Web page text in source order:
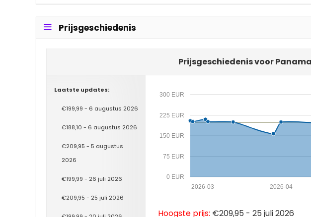
Prijsgeschiedenis
Prijsgeschiedenis voor
Laatste updates:
€199,99 - 6 augustus 2026
€188,10 - 6 augustus 2026
€209,95 - 5 augustus
2026
€199,99 - 26 juli 2026
€209,95 - 25 juli 2026
0 EUR
75 EUR
150 EUR
225 EUR
300 EUR
2026-04
2026-03
Hoogste prijs: €209,95 - 25 juli 2026